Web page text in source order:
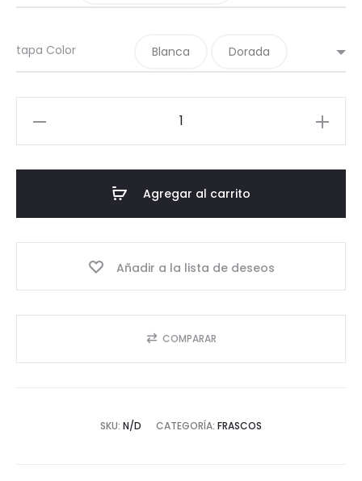
tapa Color Blanca Dorada
Agregar al carrito
Añadir a la lista de deseos
COMPARAR
SKU: N/D CATEGORÍA: FRASCOS